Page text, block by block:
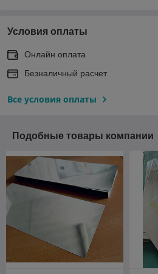
Условия оплаты
Онлайн оплата
Безналичный расчет
Все условия оплаты
Подобные товары компании